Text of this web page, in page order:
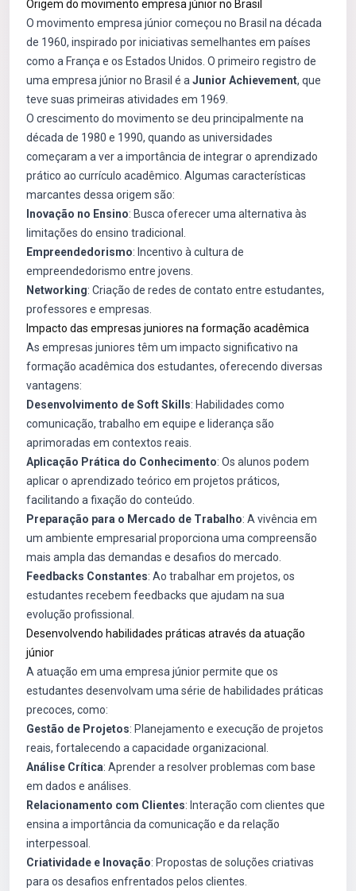
Origem do movimento empresa júnior no Brasil
O movimento empresa júnior começou no Brasil na década
de 1960, inspirado por iniciativas semelhantes em países
como a França e os Estados Unidos. O primeiro registro de
uma empresa júnior no Brasil é a Junior Achievement, que
teve suas primeiras atividades em 1969.
O crescimento do movimento se deu principalmente na
década de 1980 e 1990, quando as universidades
começaram a ver a importância de integrar o aprendizado
prático ao currículo acadêmico. Algumas características
marcantes dessa origem são:
Inovação no Ensino: Busca oferecer uma alternativa às
limitações do ensino tradicional.
Empreendedorismo: Incentivo à cultura de
empreendedorismo entre jovens.
Networking: Criação de redes de contato entre estudantes,
professores e empresas.
Impacto das empresas juniores na formação acadêmica
As empresas juniores têm um impacto significativo na
formação acadêmica dos estudantes, oferecendo diversas
vantagens:
Desenvolvimento de Soft Skills: Habilidades como
comunicação, trabalho em equipe e liderança são
aprimoradas em contextos reais.
Aplicação Prática do Conhecimento: Os alunos podem
aplicar o aprendizado teórico em projetos práticos,
facilitando a fixação do conteúdo.
Preparação para o Mercado de Trabalho: A vivência em
um ambiente empresarial proporciona uma compreensão
mais ampla das demandas e desafios do mercado.
Feedbacks Constantes: Ao trabalhar em projetos, os
estudantes recebem feedbacks que ajudam na sua
evolução profissional.
Desenvolvendo habilidades práticas através da atuação
júnior
A atuação em uma empresa júnior permite que os
estudantes desenvolvam uma série de habilidades práticas
precoces, como:
Gestão de Projetos: Planejamento e execução de projetos
reais, fortalecendo a capacidade organizacional.
Análise Crítica: Aprender a resolver problemas com base
em dados e análises.
Relacionamento com Clientes: Interação com clientes que
ensina a importância da comunicação e da relação
interpessoal.
Criatividade e Inovação: Propostas de soluções criativas
para os desafios enfrentados pelos clientes.